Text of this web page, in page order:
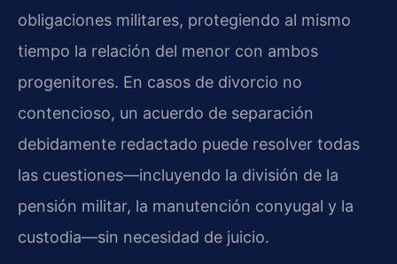
obligaciones militares, protegiendo al mismo
tiempo la relación del menor con ambos
progenitores. En casos de divorcio no
contencioso, un acuerdo de separación
debidamente redactado puede resolver todas
las cuestiones—incluyendo la división de la
pensión militar, la manutención conyugal y la
custodia—sin necesidad de juicio.